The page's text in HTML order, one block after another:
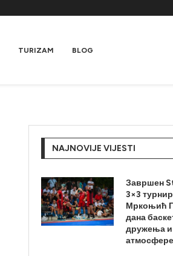
TURIZAM BLOG
NAJNOVIJE VIJESTI
Завршен
3×3
Мркоњић
дана
дружења и
атмосфере